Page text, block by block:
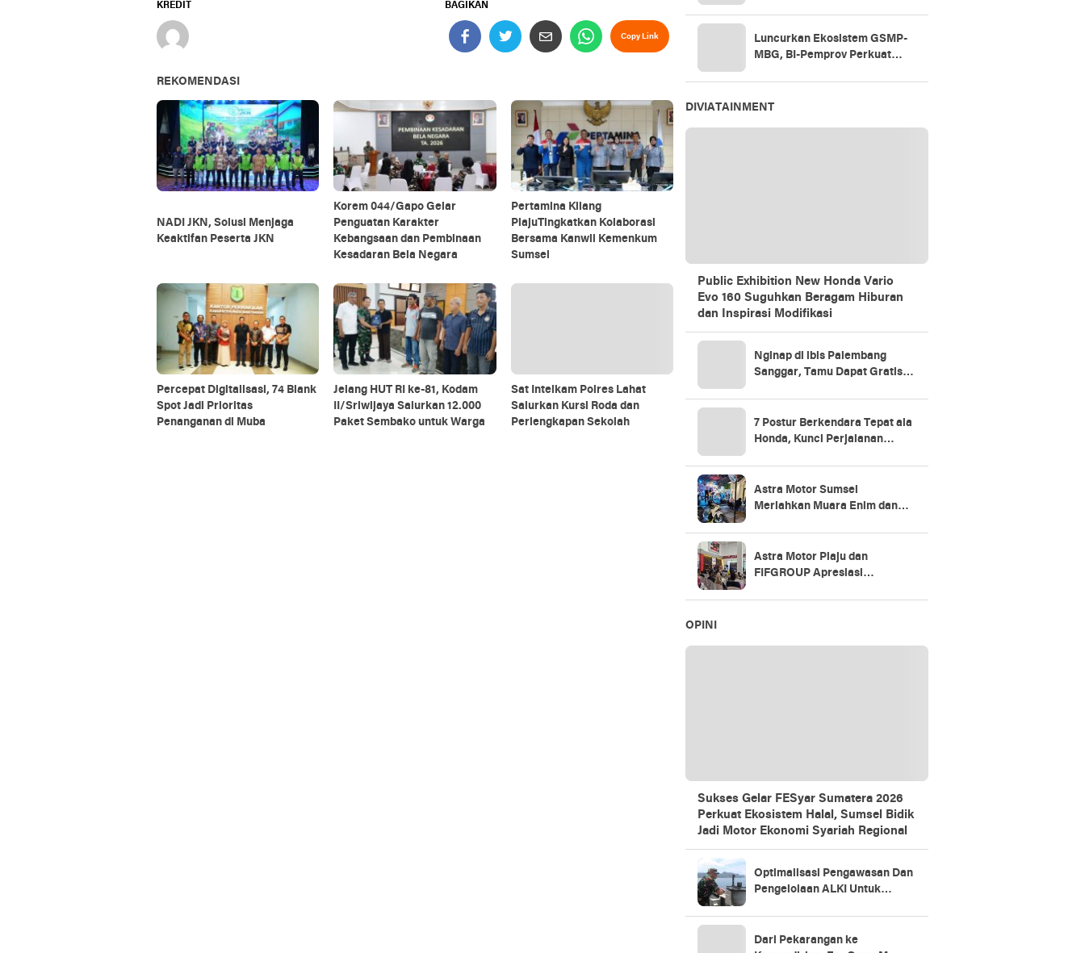
KREDIT BAGIKAN
Copy Link
REKOMENDASI
NADI JKN, Solusi Menjaga
Keaktifan Peserta JKN
Korem 044/Gapo Gelar
Penguatan Karakter
Kebangsaan dan Pembinaan
Kesadaran Bela Negara
Pertamina Kilang
PlajuTingkatkan Kolaborasi
Bersama Kanwil Kemenkum
Sumsel
Percepat Digitalisasi, 74 Blank
Spot Jadi Prioritas
Penanganan di Muba
Jelang HUT RI ke-81, Kodam
II/Sriwijaya Salurkan 12.000
Paket Sembako untuk Warga
Sat Intelkam Polres Lahat
Salurkan Kursi Roda dan
Perlengkapan Sekolah
Luncurkan Ekosistem GSMP-
MBG, BI-Pemprov Perkuat
DIVIATAINMENT
Public Exhibition New Honda Vario
Evo 160 Suguhkan Beragam Hiburan
dan Inspirasi Modifikasi
Nginap di ibis Palembang
Sanggar, Tamu Dapat Gratis 1
7 Postur Berkendara Tepat ala
Honda, Kunci Perjalanan
Astra Motor Sumsel
Meriahkan Muara Enim dan
Astra Motor Plaju dan
FIFGROUP Apresiasi
OPINI
Sukses Gelar FESyar Sumatera 2026
Perkuat Ekosistem Halal, Sumsel Bidik
Jadi Motor Ekonomi Syariah Regional
Optimalisasi Pengawasan Dan
Pengelolaan ALKI Untuk
Dari Pekarangan ke